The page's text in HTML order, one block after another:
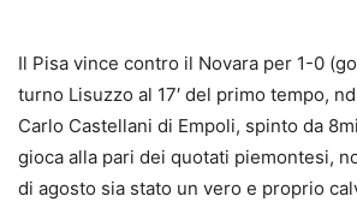
Il Pisa vince contro il Novara per 1-0
turno Lisuzzo al 17′ del primo tempo,
Carlo Castellani di Empoli, spinto da
gioca alla pari dei quotati piemontesi,
di agosto sia stato un vero e proprio